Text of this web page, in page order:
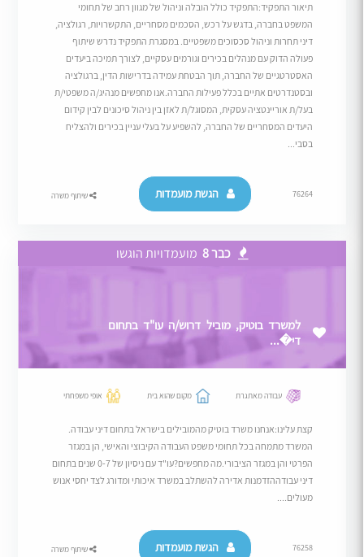
תיאור התפקיד:התפקיד כולל הובלה וניהול של מגוון רחב של תחומי
המשפט בחברה, בדגש על רכש, הסכמים מסחריים, התקשרויות, רגולציה,
דיני תחרות וניהול סכסוכים משפטיים. במסגרת התפקיד נדרש שיתוף
פעולה הדוק עם מנהלים בכירים וגורמים עסקיים, לצורך תמיכה ביעדים
האסטרטגיים של החברה, תוך הבטחת עמידה בדרישות הדין, ברגולציה
ובסטנדרטים אתיים בכלל פעילות החברה.אנו מחפשים מנהיג/ה משפטי/ת
בעל/ת אוריינטציה עסקית, המסוגל/ת לאזן בין ניהול סיכונים לבין קידום
היעדים המסחריים של החברה, להשפיע על בעלי עניין בכירים ולהצליח
בסבי...
76264 הגשת מועמדות שיתוף משרה
כבר 8 מועמדויות הוגשו
למשרד בוטיק, מוביל דרוש/ה עו"ד בתחום
די�...
עבודה מאתגרת מקום שהוא בית אופי משפחתי
קצת עלינו:אנחנו משרד בוטיק מהמובילים בישראל בתחום דיני עבודה.
המשרד מתמחה בכל תחומי משפט העבודה הקיבוצי והאישי, הן במגזר
הפרטי והן במגזר הציבורי.מה מחפשים?עו"ד עם ניסיון של 0-7 שנים בתחום
דיני עבודההזדמנות אדירה להשתלב במשרד איכותי ומדורג לצד יחסי אנוש
מעולים....
76258 הגשת מועמדות שיתוף משרה